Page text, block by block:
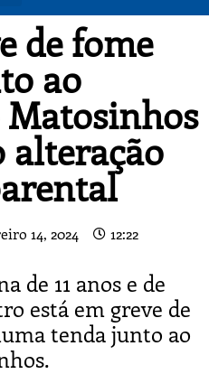
de fome
ao
alteração
14, 2024 12:22
de 11 anos e de
está em greve de
tenda junto ao